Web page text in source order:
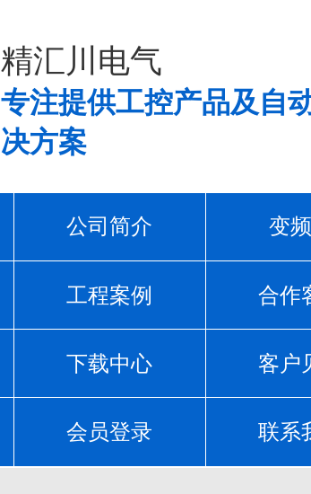
精汇川电气
专注提供工控产品及自
决方案
公司简介 变
工程案例 合作
下载中心 客户
会员登录 联系